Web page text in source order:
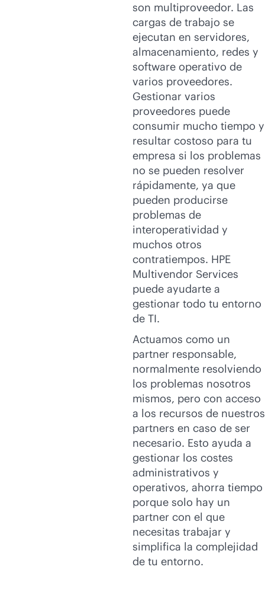
son multiproveedor. Las
cargas de trabajo se
ejecutan en servidores,
almacenamiento, redes y
software operativo de
varios proveedores.
Gestionar varios
proveedores puede
consumir mucho tiempo y
resultar costoso para tu
empresa si los problemas
no se pueden resolver
rápidamente, ya que
pueden producirse
problemas de
interoperatividad y
muchos otros
contratiempos. HPE
Multivendor Services
puede ayudarte a
gestionar todo tu entorno
de TI.
Actuamos como un
partner responsable,
normalmente resolviendo
los problemas nosotros
mismos, pero con acceso
a los recursos de nuestros
partners en caso de ser
necesario. Esto ayuda a
gestionar los costes
administrativos y
operativos, ahorra tiempo
porque solo hay un
partner con el que
necesitas trabajar y
simplifica la complejidad
de tu entorno.